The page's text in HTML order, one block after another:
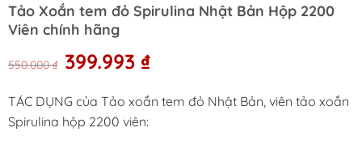
Tảo Xoắn tem đỏ Spirulina Nhật Bản Hộp 2200
Viên chính hãng
550.000₫ Original
price
550.000 ₫.
399.993 ₫Current
399.993 ₫.
TÁC DỤNG của Tảo xoắn tem đỏ Nhật Bản, viên tảo xoắn
Spirulina hộp 2200 viên: